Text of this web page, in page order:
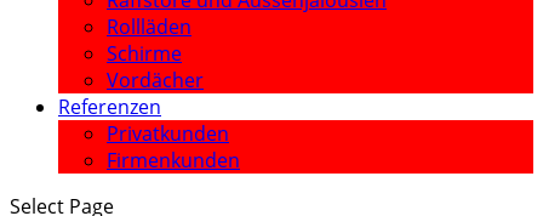
Rollläden
Schirme
Vordächer
Referenzen
Privatkunden
Firmenkunden
Select Page